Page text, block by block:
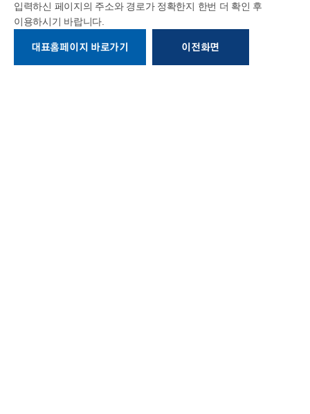
입력하신 페이지의 주소와 경로가 정확한지 한번 더 확인 후
이용하시기 바랍니다.
대표홈페이지 바로가기 이전화면